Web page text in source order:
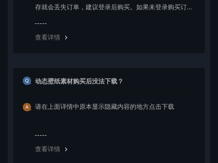
存就会丢失订单，建议登录后购买。如果未登录购买订单
查看详情
动态壁纸素材购买后没法下载？
请在上面详情中原本显示隐藏内容的地方点击下载
查看详情